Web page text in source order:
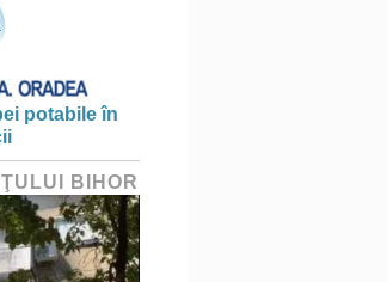
potabile în
BIHOR